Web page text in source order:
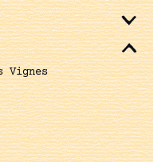
Vignes